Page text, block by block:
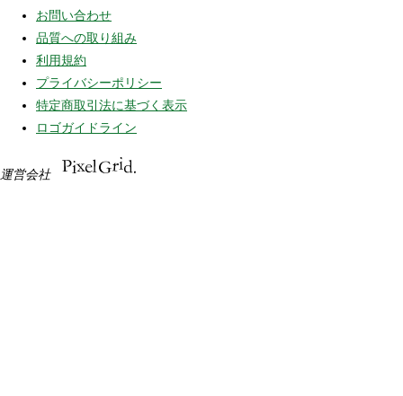
お問い合わせ
品質への取り組み
利用規約
プライバシーポリシー
特定商取引法に基づく表示
ロゴガイドライン
運営会社